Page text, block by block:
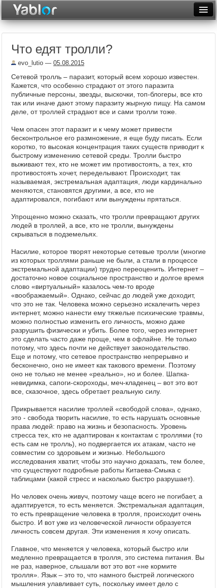
Неделя
Рейтинги
Архив
Видеотоп
Что едят тролли?
evo_lutio — 05.08.2015
Сетевой тролль – паразит, который всем хорошо известен.
Кажется, что особенно страдают от этого паразита
публичные персоны, звезды, выскочки, топ-блогеры, все кто
так или иначе дают этому паразиту жырную пищу. На самом
деле, от троллей страдают все и сами тролли тоже.
Чем опасен этот паразит и к чему может привести
бесконтрольное его размножение, я еще буду писать. Если
коротко, то высокая концентрация таких существ приводит к
быстрому изменению сетевой среды. Тролли быстро
выживают тех, кто не может им противостоять, а тех, кто
противостоять хочет, переделывают. Происходит, так
называемая, экстремальная адаптация, люди кардинально
меняются, становятся другими, а все, кто не
адаптировался, погибают или вынуждены прятаться.
Упрощенно можно сказать, что тролли превращают других
людей в троллей, а все, кто не тролли, вынуждены
скрываться в подземельях.
Насилие, которое творят некоторые сетевые тролли (многие
из которых троллями раньше не были, а стали в процессе
экстремальной адаптации) трудно переоценить. Интернет –
достаточно новое социальное пространство и долгое время
слово «виртуальный» казалось чем-то вроде
«воображаемый». Однако, сейчас до людей уже доходит,
что это не так. Человека можно серьезно искалечить через
интернет, можно нанести ему тяжелые психические травмы,
можно полностью изменить его личность, можно даже
разрушить физически и убить. Более того, через интернет
это сделать часто даже проще, чем в офлайне. Не только
потому, что здесь почти не действует законодательство.
Еще и потому, что сетевое пространство непрерывно и
бесконечно, оно не имеет как такового времени. Поэтому
оно не только не менее «реально», но и более. Шапка-
невидимка, сапоги-скороходы, меч-кладенец – вот это вот
все, сказочное, здесь обретает реальную силу.
Прикрывается насилие троллей «свободой слова», однако,
это - свобода творить насилие, то есть нарушать основные
права людей: право на жизнь и безопасность. Уровень
стресса тех, кто не адаптирован к контактам с троллями (то
есть сам не тролль), но подвергается их атакам, часто не
совместим со здоровьем и жизнью. Небольшого
исследования хватит, чтобы это научно доказать, тем более,
что существуют подробные работы Китаева-Смыка с
таблицами (какой стресс и насколько быстро разрушает).
Но человек очень живуч, поэтому чаще всего не погибает, а
адаптируется, то есть меняется. Экстремальная адаптация,
то есть превращение человека в тролля, происходит очень
быстро. И вот уже из человеческой личности образуется
личность совсем другая. Эти изменения я хочу описать.
Главное, что меняется у человека, который быстро или
медленно превращается в тролля, это система питания. Вы
не раз, наверное, слышали вот это вот «не кормите
тролля». Язык – это то, что намного быстрей логического
мышления улавливает суть, поскольку имеет дело с